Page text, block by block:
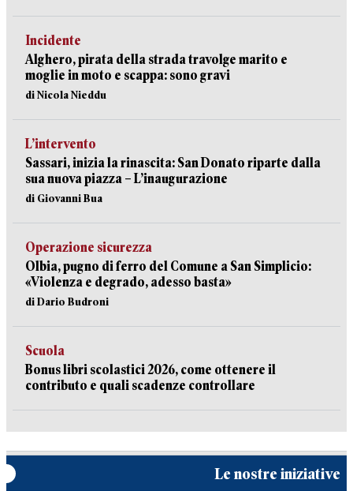
Incidente
Alghero, pirata della strada travolge marito e
moglie in moto e scappa: sono gravi
di Nicola Nieddu
L’intervento
Sassari, inizia la rinascita: San Donato riparte dalla
sua nuova piazza – L’inaugurazione
di Giovanni Bua
Operazione sicurezza
Olbia, pugno di ferro del Comune a San Simplicio:
«Violenza e degrado, adesso basta»
di Dario Budroni
Scuola
Bonus libri scolastici 2026, come ottenere il
contributo e quali scadenze controllare
Le nostre iniziative